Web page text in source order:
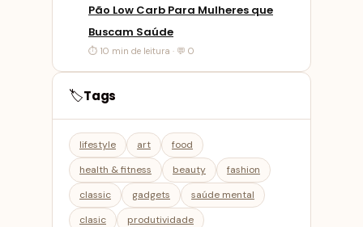
Pão Low Carb Para Mulheres que
Buscam Saúde
⏱ 10 min de leitura · 💬 0
🏷️Tags
lifestyle art
food
health & fitness
beauty
fashion
classic
gadgets
saúde mental
clasic
produtividade